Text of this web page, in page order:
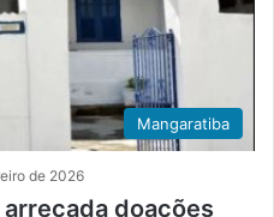
Mangaratiba
de 2026
doações